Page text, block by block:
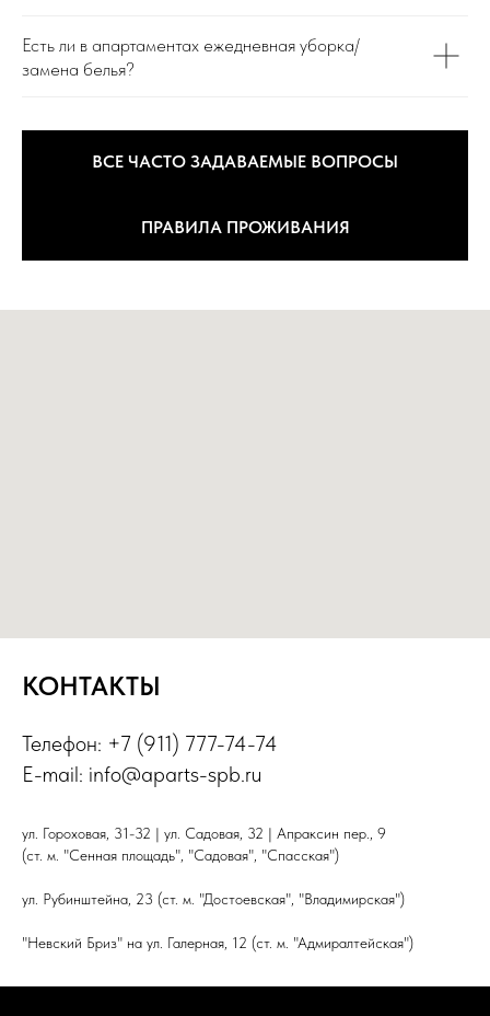
Есть ли в апартаментах ежедневная уборка/
замена белья?
ВСЕ ЧАСТО ЗАДАВАЕМЫЕ ВОПРОСЫ
ПРАВИЛА ПРОЖИВАНИЯ
КОНТАКТЫ
Телефон: +7 (911) 777-74-74
E-mail: info@aparts-spb.ru
ул. Гороховая, 31-32 | ул. Садовая, 32 | Апраксин пер., 9
(ст. м. "Сенная площадь", "Садовая", "Спасская")
ул. Рубинштейна, 23 (ст. м. "Достоевская", "Владимирская")
"Невский Бриз" на ул. Галерная, 12 (ст. м. "Адмиралтейская")